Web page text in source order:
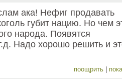
ака! Нефиг продавать
губит нацию. Но чем
народа. Появятся
Надо хорошо решить и
поощрить